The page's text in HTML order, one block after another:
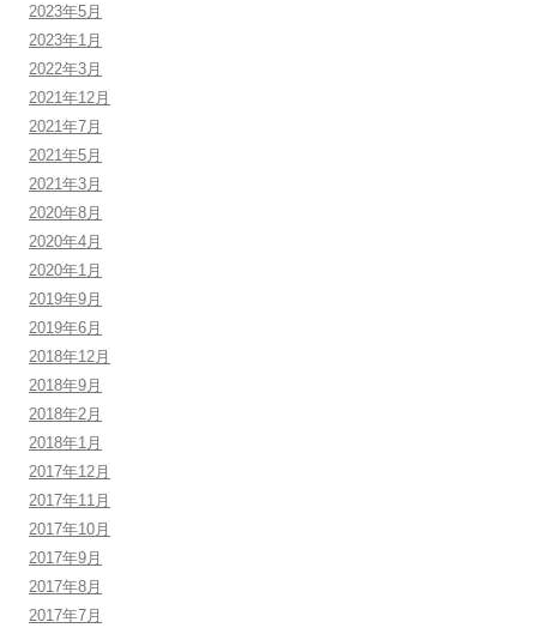
2023年5月
2023年1月
2022年3月
2021年12月
2021年7月
2021年5月
2021年3月
2020年8月
2020年4月
2020年1月
2019年9月
2019年6月
2018年12月
2018年9月
2018年2月
2018年1月
2017年12月
2017年11月
2017年10月
2017年9月
2017年8月
2017年7月